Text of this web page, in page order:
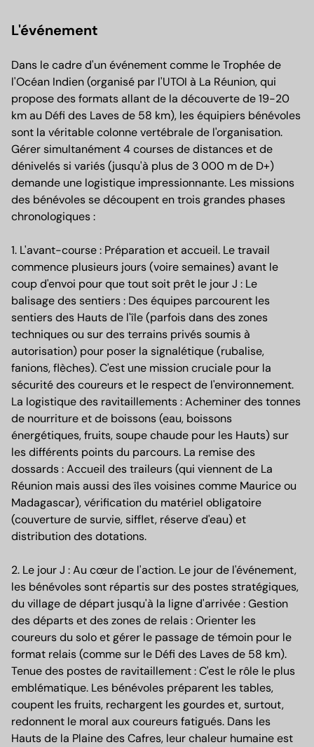
L'événement
Dans le cadre d'un événement comme le Trophée de
l'Océan Indien (organisé par l'UTOI à La Réunion, qui
propose des formats allant de la découverte de 19-20
km au Défi des Laves de 58 km), les équipiers bénévoles
sont la véritable colonne vertébrale de l'organisation.
Gérer simultanément 4 courses de distances et de
dénivelés si variés (jusqu'à plus de 3 000 m de D+)
demande une logistique impressionnante. Les missions
des bénévoles se découpent en trois grandes phases
chronologiques :
1. L'avant-course : Préparation et accueil. Le travail
commence plusieurs jours (voire semaines) avant le
coup d'envoi pour que tout soit prêt le jour J : Le
balisage des sentiers : Des équipes parcourent les
sentiers des Hauts de l'île (parfois dans des zones
techniques ou sur des terrains privés soumis à
autorisation) pour poser la signalétique (rubalise,
fanions, flèches). C'est une mission cruciale pour la
sécurité des coureurs et le respect de l'environnement.
La logistique des ravitaillements : Acheminer des tonnes
de nourriture et de boissons (eau, boissons
énergétiques, fruits, soupe chaude pour les Hauts) sur
les différents points du parcours. La remise des
dossards : Accueil des traileurs (qui viennent de La
Réunion mais aussi des îles voisines comme Maurice ou
Madagascar), vérification du matériel obligatoire
(couverture de survie, sifflet, réserve d'eau) et
distribution des dotations.
2. Le jour J : Au cœur de l'action. Le jour de l'événement,
les bénévoles sont répartis sur des postes stratégiques,
du village de départ jusqu'à la ligne d'arrivée : Gestion
des départs et des zones de relais : Orienter les
coureurs du solo et gérer le passage de témoin pour le
format relais (comme sur le Défi des Laves de 58 km).
Tenue des postes de ravitaillement : C'est le rôle le plus
emblématique. Les bénévoles préparent les tables,
coupent les fruits, rechargent les gourdes et, surtout,
redonnent le moral aux coureurs fatigués. Dans les
Hauts de la Plaine des Cafres, leur chaleur humaine est